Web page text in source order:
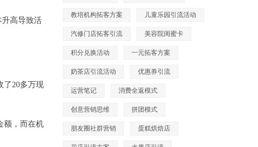
升高导致活
了20多万现
额，而在机
教培机构拓客方案 儿童乐园引流活动
汽修门店拓客引流 美容院闺蜜卡
积分兑换活动 一元拓客方案
奶茶店引流活动 优惠券引流
运营笔记 消费全返模式
创意营销思维 拼团模式
朋友圈社群营销 蛋糕烘焙店